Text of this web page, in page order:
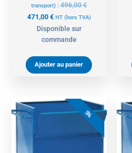
transport) : 496,00€
471,00€ HT (hors TVA)
Disponible sur
commande
Ajouter au panier
5%
Le
prix
initial
était :
Le
prix